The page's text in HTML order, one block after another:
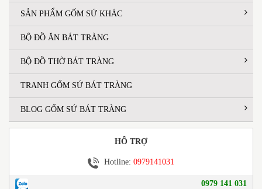
SẢN PHẨM GỐM SỨ KHÁC
BỘ ĐỒ ĂN BÁT TRÀNG
BỘ ĐỒ THỜ BÁT TRÀNG
TRANH GỐM SỨ BÁT TRÀNG
BLOG GỐM SỨ BÁT TRÀNG
HỖ TRỢ
Hotline: 0979141031
0979 141 031